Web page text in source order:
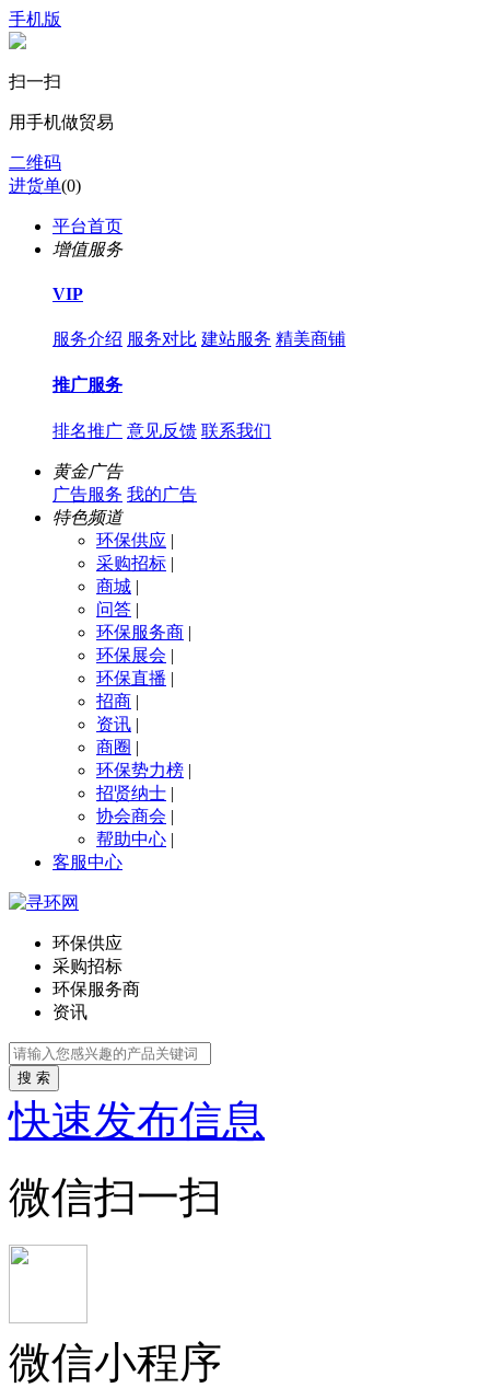
手机版
扫一扫
用手机做贸易
二维码
进货单(0)
平台首页
增值服务
VIP
服务介绍 服务对比 建站服务 精美商铺
推广服务
排名推广 意见反馈 联系我们
黄金广告
广告服务 我的广告
特色频道
环保供应 |
采购招标 |
商城 |
问答 |
环保服务商 |
环保展会 |
环保直播 |
招商 |
资讯 |
商圈 |
环保势力榜 |
招贤纳士 |
协会商会 |
帮助中心 |
客服中心
环保供应
采购招标
环保服务商
资讯
搜 索
快速发布信息
微信扫一扫
微信小程序